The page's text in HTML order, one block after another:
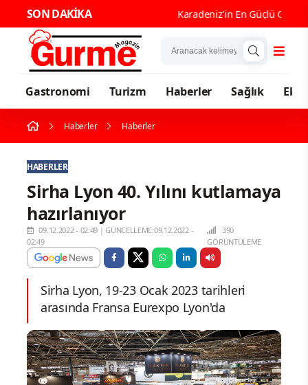
SON DAKİKA Karadeniz'in En Güçlü
Gastronomi Turizm Haberler Sağlık
Haberler Haberler
HABERLER
Sirha Lyon 40. Yılını kutlamaya
hazırlanıyor
09.12.2022 - 02:49 |GÜNCELLEME:09.12.2022 -
02:49
390
GÖRÜNTÜLEME
Sirha Lyon, 19-23 Ocak 2023 tarihleri
arasında Fransa Eurexpo Lyon'da